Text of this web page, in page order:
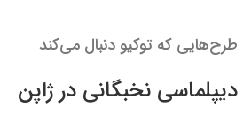
طرح‌هایی که توکیو دنبال می‌کند
دیپلماسی نخبگانی در ژاپن